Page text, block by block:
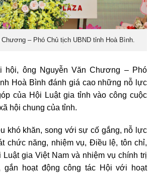
– Phó Chủ tịch UBND tỉnh Hoà Bình.
hội, ông Nguyễn Văn Chương – Phó
Hoà Bình đánh giá cao những nỗ lực
của Hội Luật gia tỉnh vào công cuộc
hội chung của tỉnh.
khó khăn, song với sự cố gắng, nỗ lực
chức năng, nhiệm vụ, Điều lệ, tôn chỉ,
Luật gia Việt Nam và nhiệm vụ chính trị
gắn hoạt động công tác Hội với hoạt